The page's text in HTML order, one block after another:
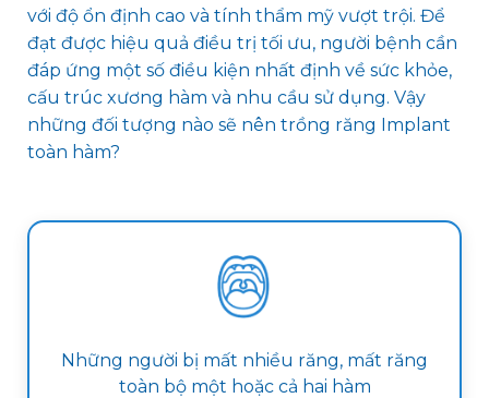
với độ ổn định cao và tính thẩm mỹ vượt trội. Để
đạt được hiệu quả điều trị tối ưu, người bệnh cần
đáp ứng một số điều kiện nhất định về sức khỏe,
cấu trúc xương hàm và nhu cầu sử dụng. Vậy
những đối tượng nào sẽ nên trồng răng Implant
toàn hàm?
Những người bị mất nhiều răng, mất răng
toàn bộ một hoặc cả hai hàm